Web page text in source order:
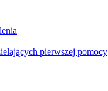
pierwszej pomocy